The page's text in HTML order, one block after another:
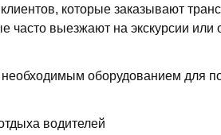
которые заказывают
часто выезжают на экскурсии или
оборудованием для
водителей